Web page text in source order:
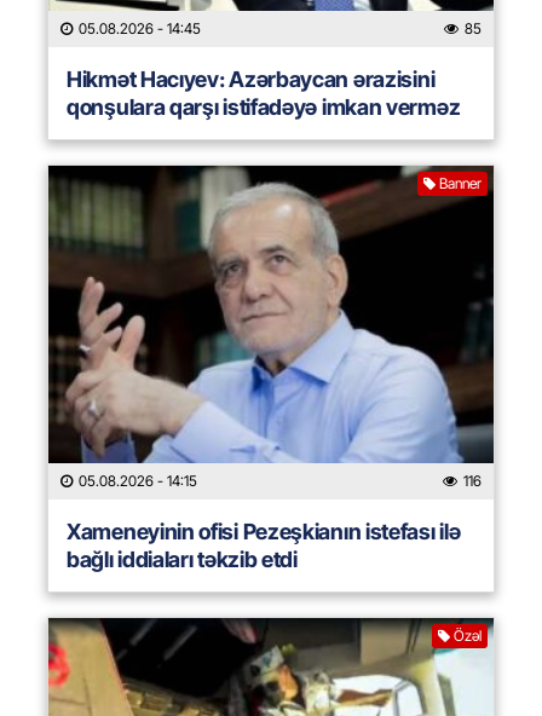
05.08.2026 - 14:45 85
Hikmət Hacıyev: Azərbaycan ərazisini
qonşulara qarşı istifadəyə imkan verməz
Banner
05.08.2026 - 14:15 116
Xameneyinin ofisi Pezeşkianın istefası ilə
bağlı iddiaları təkzib etdi
Özəl